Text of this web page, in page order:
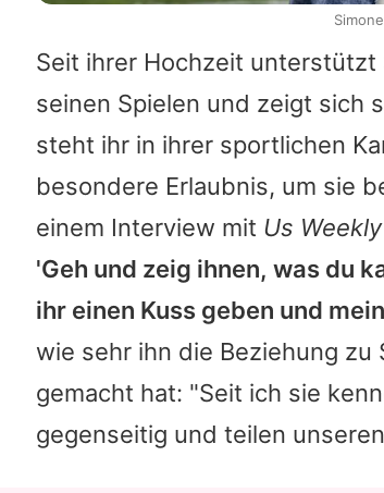
Seit ihrer Hochzeit unterstützt
seinen Spielen und zeigt sich
steht ihr in ihrer sportlichen
besondere Erlaubnis, um sie
einem Interview mit Us Weekly
'Geh und zeig ihnen, was du
ihr einen Kuss geben und
wie sehr ihn die Beziehung zu
gemacht hat: "Seit ich sie
gegenseitig und teilen